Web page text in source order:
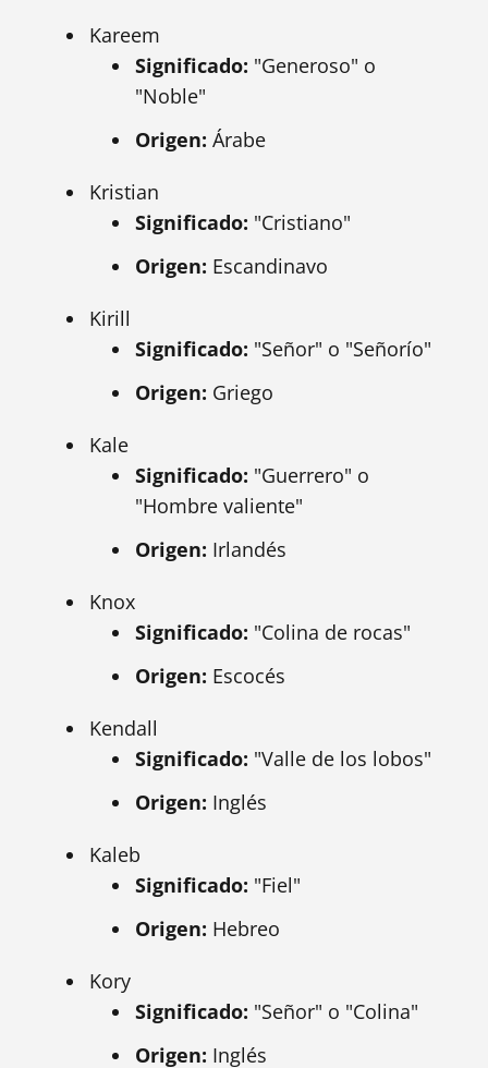
Kareem
Significado: "Generoso" o
"Noble"
Origen: Árabe
Kristian
Significado: "Cristiano"
Origen: Escandinavo
Kirill
Significado: "Señor" o "Señorío"
Origen: Griego
Kale
Significado: "Guerrero" o
"Hombre valiente"
Origen: Irlandés
Knox
Significado: "Colina de rocas"
Origen: Escocés
Kendall
Significado: "Valle de los lobos"
Origen: Inglés
Kaleb
Significado: "Fiel"
Origen: Hebreo
Kory
Significado: "Señor" o "Colina"
Origen: Inglés